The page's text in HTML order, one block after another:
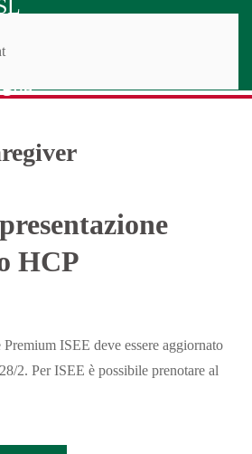
HCP
ISEE deve essere aggiornato
2. Per ISEE è possibile prenotare al